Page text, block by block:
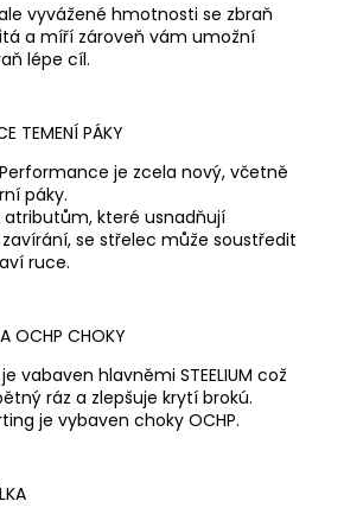
vyvážené hmotnosti se zbraň
a míří zároveň vám umožní
lépe cíl.
TEMENÍ PÁKY
je zcela nový, včetně
páky.
které usnadňují
se střelec může soustředit
ruce.
A OCHP CHOKY
vabaven hlavněmi STEELIUM což
ráz a zlepšuje krytí brokú.
je vybaven choky OCHP.